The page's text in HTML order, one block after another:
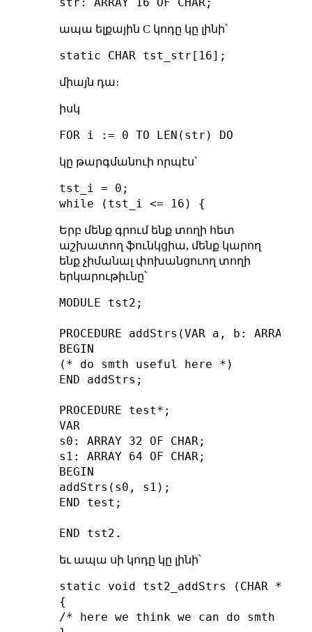
ապա ելքային C կոդը կը լինի՝
միայն դա։
իսկ
կը թարգմանուի որպէս՝
tst_i = 0;
Երբ մենք գրում ենք տողի հետ
աշխատող ֆունկցիա, մենք կարող
ենք չիմանալ փոխանցուող տողի
երկարութիւնը՝
MODULE tst2;
PROCEDURE addStrs(VAR a, b: ARRAY
BEGIN
(* do smth useful here *)
END addStrs;
PROCEDURE test*;
VAR
s0: ARRAY 32 OF CHAR;
s1: ARRAY 64 OF CHAR;
BEGIN
addStrs(s0, s1);
END test;
եւ ապա սի կոդը կը լինի՝
static void tst2_addStrs (CHAR *a,
{
/* here we think we can do smth